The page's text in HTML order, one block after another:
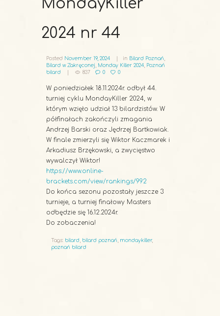
MondayKiller
2024 nr 44
Posted November 19, 2024 in Bilard Poznań
Bilard w Zakręconej
Monday Killer 2024 Poznań
bilard
837 0 0
W poniedziałek 18.11.2024r. odbył 44.
turniej cyklu MondayKiller 2024, w
którym wzięło udział 13 bilardzistów. W
półfinałach zakończyli zmagania
Andrzej Barski oraz Jędrzej Bartkowiak.
W finale zmierzyli się Wiktor Kaczmarek i
Arkadiusz Brzękowski, a zwycięstwo
wywalczył Wiktor!
https://www.online-
brackets.com/view/rankings/992
Do końca sezonu pozostały jeszcze 3
turnieje, a turniej finałowy Masters
odbędzie się 16.12.2024r.
Do zobaczenia!
Tags: bilard bilard poznań mondaykiller,
poznań bilard